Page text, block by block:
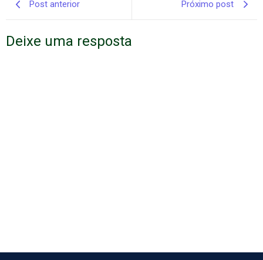
Post anterior Próximo post
Deixe uma resposta